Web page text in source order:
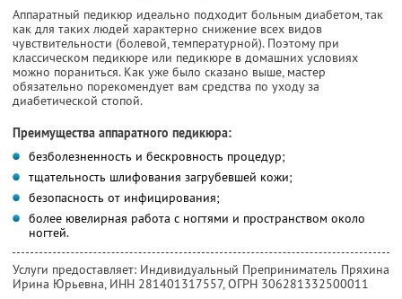
Аппаратный педикюр идеально подходит больным диабетом, так
как для таких людей характерно снижение всех видов
чувствительности (болевой, температурной). Поэтому при
классическом педикюре или педикюре в домашних условиях
можно пораниться. Как уже было сказано выше, мастер
обязательно порекомендует вам средства по уходу за
диабетической стопой.
Преимущества аппаратного педикюра:
безболезненность и бескровность процедур;
тщательность шлифования загрубевшей кожи;
безопасность от инфицирования;
более ювелирная работа с ногтями и пространством около
ногтей.
Услуги предоставляет: Индивидуальный Преприниматель Пряхина
Ирина Юрьевна, ИНН 281401317557, ОГРН 306281332500011